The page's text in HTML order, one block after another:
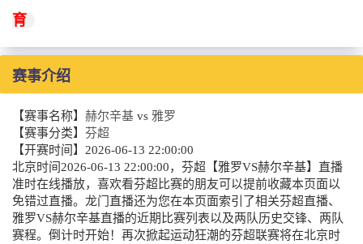
育
赛事介绍
【赛事名称】 赫尔辛基 vs 雅罗
【赛事分类】 芬超
【开赛时间】 2026-06-13 22:00:00
北京时间2026-06-13 22:00:00，芬超【雅罗VS赫尔辛基】直播
准时在线播放，喜欢看芬超比赛的朋友可以提前收藏本页面以
免错过直播。龙门直播还为您在本页面索引了相关芬超直播、
雅罗VS赫尔辛基直播的近期比赛列表以及两队历史交锋、两队
赛程。倒计时开始！再次掀起运动狂潮的芬超联赛将在北京时